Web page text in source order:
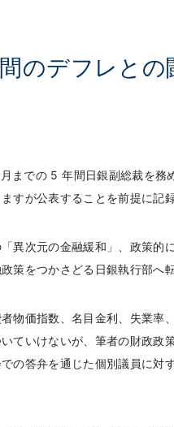
のデフレとの
での 5 年間日銀副総裁を務
すが公表することを前提に記
異次元の金融緩和」、政策的
策をつかさどる日銀執行部へ
物価指数、名目金利、失業率
ていけないが、筆者の財政
の答弁を通じた個別議員に